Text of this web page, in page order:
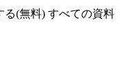
る(無料) すべての資料